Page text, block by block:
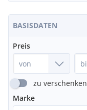
BASISDATEN
Preis
zu verschenken
Marke